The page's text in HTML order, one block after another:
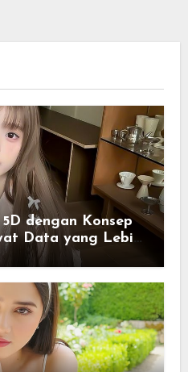
dengan Konsep
Data yang Lebih